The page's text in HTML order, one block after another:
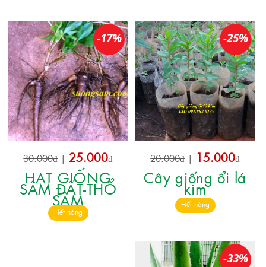
-17%
30.000₫|25.000₫
HẠT GIỐNG
SÂM ĐẤT-THỔ
SÂM
Hết hàng
-25%
20.000₫| 15.000₫
Cây giống ổi lá
kim
Hết hàng
-33%